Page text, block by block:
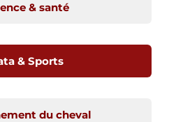
& santé
& Sports
du cheval